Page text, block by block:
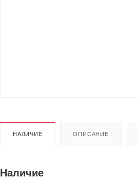
НАЛИЧИЕ ОПИСАНИЕ
Наличие